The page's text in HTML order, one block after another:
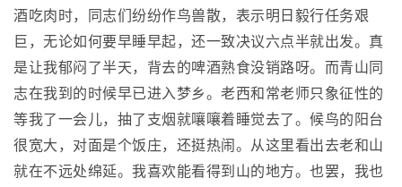
酒吃肉时，同志们纷纷作鸟兽散，表示明日毅行任务艰
巨，无论如何要早睡早起，还一致决议六点半就出发。真
是让我郁闷了半天，背去的啤酒熟食没销路呀。而青山同
志在我到的时候早已进入梦乡。老西和常老师只象征性的
等我了一会儿，抽了支烟就嚷嚷着睡觉去了。候鸟的阳台
很宽大，对面是个饭庄，还挺热闹。从这里看出去老和山
就在不远处绵延。我喜欢能看得到山的地方。也罢，我也